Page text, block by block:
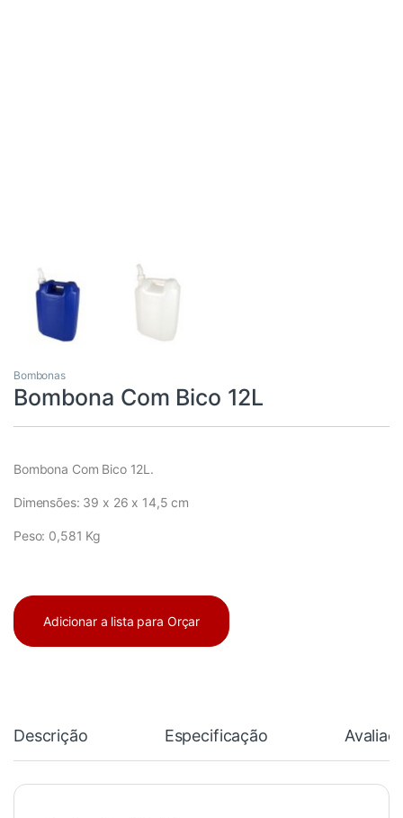
Bombonas
Bombona Com Bico 12L
Bombona Com Bico 12L.
Dimensões: 39 x 26 x 14,5 cm
Peso: 0,581 Kg
Adicionar a lista para Orçar
Descrição Especificação